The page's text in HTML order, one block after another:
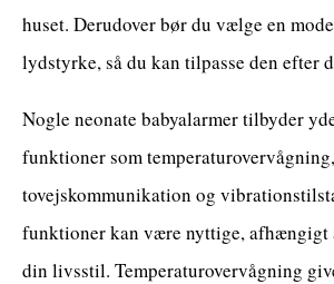
huset. Derudover bør du vælge en
lydstyrke, så du kan tilpasse den efter
Nogle neonate babyalarmer tilbyder
funktioner som temperaturovervågning,
tovejskommunikation og
funktioner kan være nyttige, afhængigt
din livsstil. Temperaturovervågning